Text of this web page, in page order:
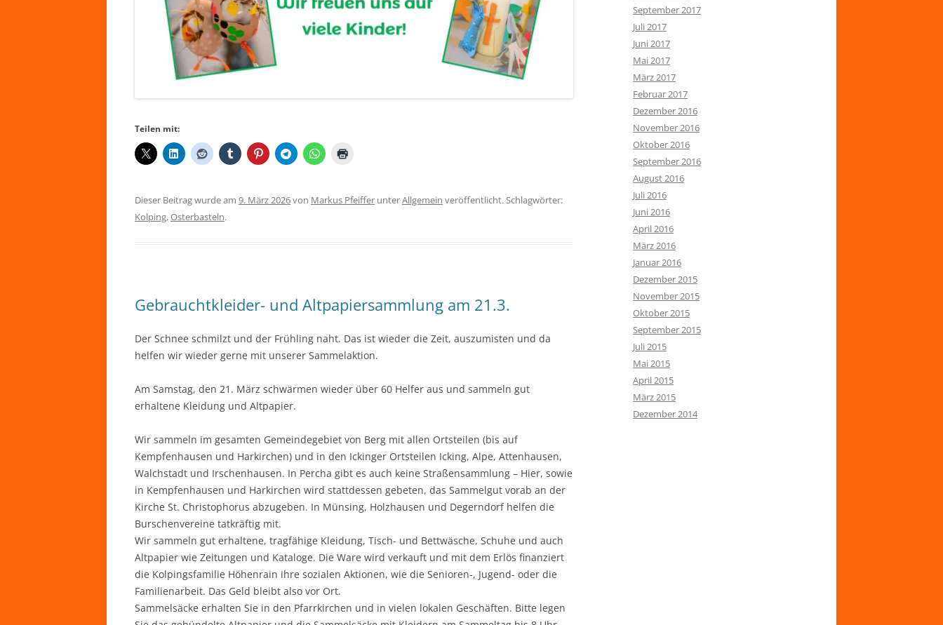
Teilen mit:
Dieser Beitrag wurde am 9. März 2026von Markus Pfeiffer unterAllgemein veröffentlicht. Schlagwörter:
Kolping,Osterbasteln.
Gebrauchtkleider- und Altpapiersammlung am 21.3.
Der Schnee schmilzt und der Frühling naht. Das ist wieder die Zeit, auszumisten und da
helfen wir wieder gerne mit unserer Sammelaktion.
Am Samstag, den 21. März schwärmen wieder über 60 Helfer aus und sammeln gut
erhaltene Kleidung und Altpapier.
Wir sammeln im gesamten Gemeindegebiet von Berg mit allen Ortsteilen (bis auf
Kempfenhausen und Harkirchen) und in den Ickinger Ortsteilen Icking, Alpe, Attenhausen,
Walchstadt und Irschenhausen. In Percha gibt es auch keine Straßensammlung – Hier, sowie
in Kempfenhausen und Harkirchen wird stattdessen gebeten, das Sammelgut vorab an der
Kirche St. Christophorus abzugeben. In Münsing, Holzhausen und Degerndorf helfen die
Burschenvereine tatkräftig mit.
Wir sammeln gut erhaltene, tragfähige Kleidung, Tisch- und Bettwäsche, Schuhe und auch
Altpapier wie Zeitungen und Kataloge. Die Ware wird verkauft und mit dem Erlös finanziert
die Kolpingsfamilie Höhenrain ihre sozialen Aktionen, wie die Senioren-, Jugend- oder die
Familienarbeit. Das Geld bleibt also vor Ort.
Sammelsäcke erhalten Sie in den Pfarrkirchen und in vielen lokalen Geschäften. Bitte legen
September 2017
Juli 2017
Juni 2017
Mai 2017
März 2017
Februar 2017
Dezember 2016
November 2016
Oktober 2016
September 2016
August 2016
Juli 2016
Juni 2016
April 2016
März 2016
Januar 2016
Dezember 2015
November 2015
Oktober 2015
September 2015
Juli 2015
Mai 2015
April 2015
März 2015
Dezember 2014